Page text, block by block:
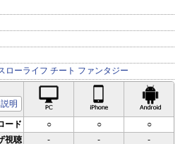
ローライフ チート ファンタジー
説明
iPhone対応
ード ○ ○
○
視聴
- -
-